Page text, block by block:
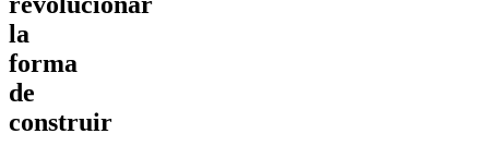
la
forma
de
construir